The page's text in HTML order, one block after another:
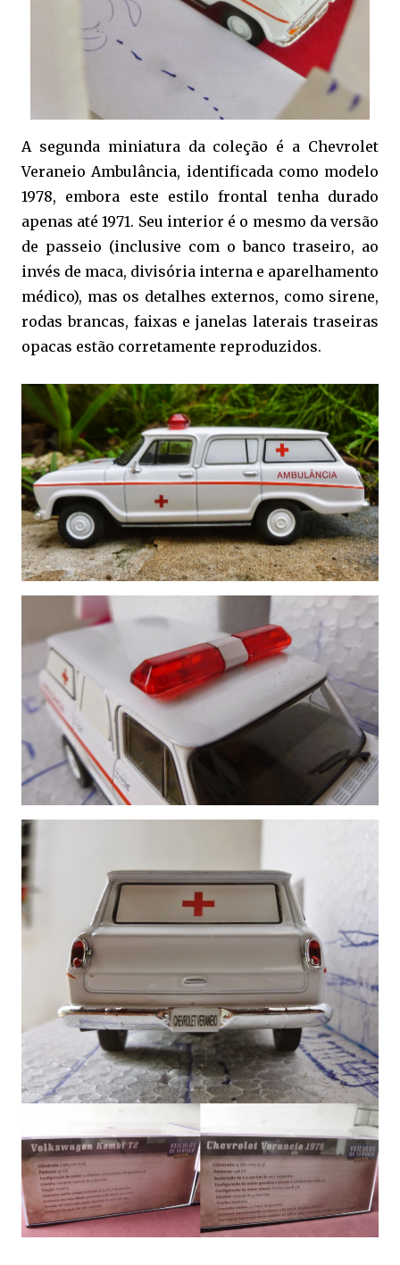
A segunda miniatura da coleção é a Chevrolet
Veraneio Ambulância, identificada como modelo
1978, embora este estilo frontal tenha durado
apenas até 1971. Seu interior é o mesmo da versão
de passeio (inclusive com o banco traseiro, ao
invés de maca, divisória interna e aparelhamento
médico), mas os detalhes externos, como sirene,
rodas brancas, faixas e janelas laterais traseiras
opacas estão corretamente reproduzidos.